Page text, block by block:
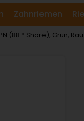
Zahnriemen
(88 ° Shore), Grün,